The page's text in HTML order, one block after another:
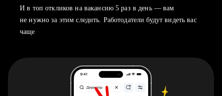
И в топ откликов на вакансию 5 раз в день — вам
не нужно за этим следить. Работодатели будут видеть вас
чаще